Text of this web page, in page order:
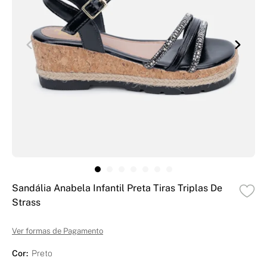
Sandália Anabela Infantil Preta Tiras Triplas De
Strass
Ver formas de Pagamento
Cor: Preto